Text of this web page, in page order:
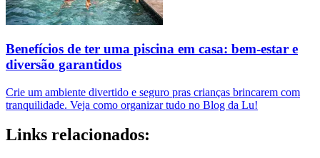
Benefícios de ter uma piscina em casa: bem-estar e
diversão garantidos
Crie um ambiente divertido e seguro pras crianças brincarem com
tranquilidade. Veja como organizar tudo no Blog da Lu!
Links relacionados: